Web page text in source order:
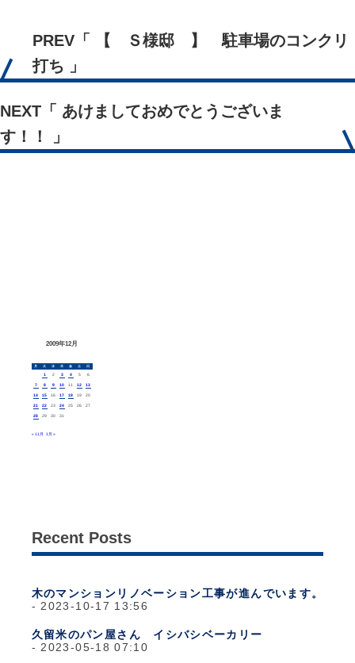
PREV「 【 Ｓ様邸 】 駐車場のコンクリ
打ち 」
NEXT 「 あけましておめでとうございま
す！！ 」
2009年12月
月 火 水 木 金 土 日
1 2 3 4 5 6
7 8 9 10 11 12 13
14 15 16 17 18 19 20
21 22 23 24 25 26 27
28 29 30 31
« 11月 1月 »
Recent Posts
木のマンションリノベーション工事が進んでいます。
2023-10-17 13:56
久留米のパン屋さん イシバシベーカリー
2023-05-18 07:10